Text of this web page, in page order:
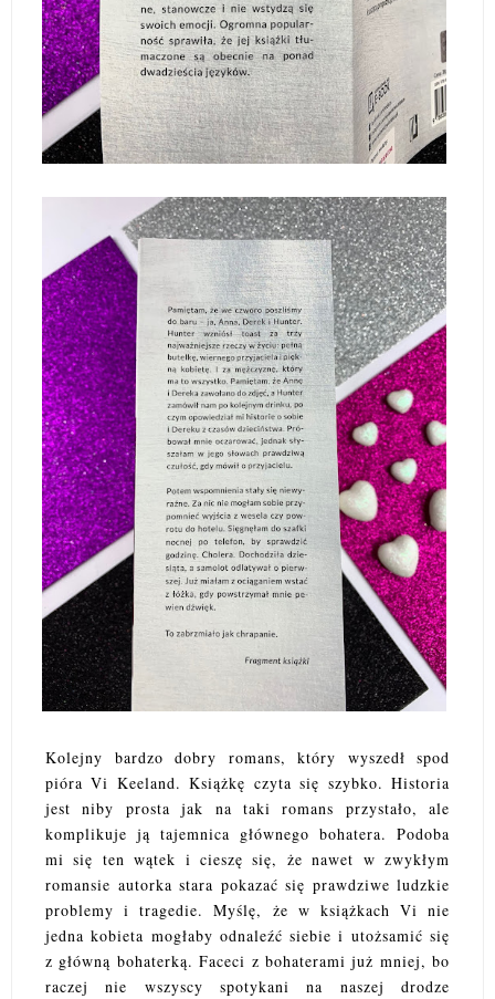
Kolejny bardzo dobry romans, który wyszedł spod
pióra Vi Keeland. Książkę czyta się szybko. Historia
jest niby prosta jak na taki romans przystało, ale
komplikuje ją tajemnica głównego bohatera. Podoba
mi się ten wątek i cieszę się, że nawet w zwykłym
romansie autorka stara pokazać się prawdziwe ludzkie
problemy i tragedie. Myślę, że w książkach Vi nie
jedna kobieta mogłaby odnaleźć siebie i utożsamić się
z główną bohaterką. Faceci z bohaterami już mniej, bo
raczej nie wszyscy spotykani na naszej drodze